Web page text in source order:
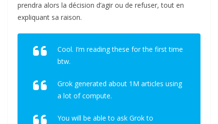
prendra alors la décision d’agir ou de refuser, tout en
expliquant sa raison.
Cool. I’m reading these for the first time
btw.
Grok generated about 1M articles using
a lot of compute.
You will be able to ask Grok to